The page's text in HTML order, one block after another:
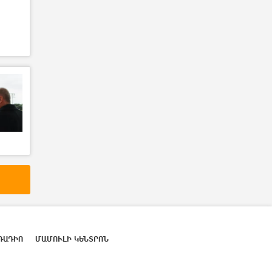
ՄԱՄՈՒԼԻ ԿԵՆՏՐՈՆ